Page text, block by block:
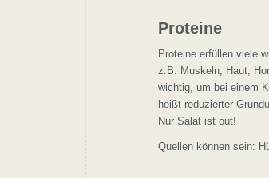
Proteine
Proteine erfüllen viele
z.B. Muskeln, Haut,
wichtig, um bei einem
heißt reduzierter
Nur Salat ist out!
Quellen können sein: